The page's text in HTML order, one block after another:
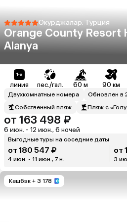
Окурджалар, Турция
Orange County Resort
Alanya
линия пес./гал. 60 м 90 км
Двухкомнатные номера
Обновлен в
Собственный пляж
Пляж с
от 163 498 ₽
6 июн. - 12 июн., 6 ночей
Выгодные туры на соседние даты
от 180 547 ₽
4 июн. - 11 июн., 7 н.
от
3
Кешбэк + 3 178